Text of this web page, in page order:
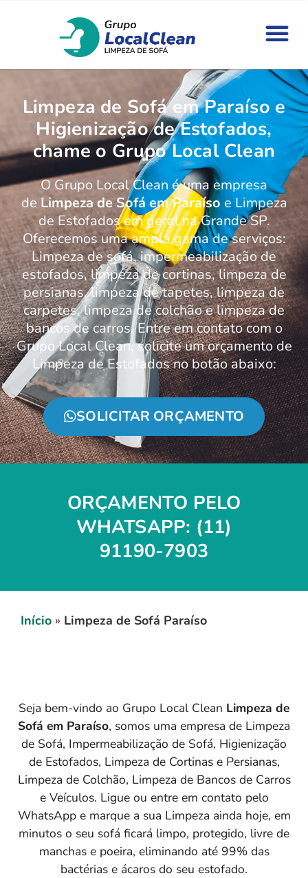
Limpeza de Sofá em Paraíso e
Higienização de Estofados,
chame o Grupo Local Clean
O Grupo Local Clean é uma empresa
de Limpeza de Sofá em Paraíso e Limpeza
de Estofados em geral na Grande SP.
Oferecemos uma ampla gama de serviços:
Limpeza de sofá, impermeabilização de
estofados, limpeza de cortinas, limpeza de
persianas, limpeza de tapetes, limpeza de
carpetes, limpeza de colchão e limpeza de
bancos de carros. Entre em contato com o
Grupo Local Clean, solicite um orçamento de
Limpeza de Estofados no botão abaixo:
SOLICITAR ORÇAMENTO
ORÇAMENTO PELO
WHATSAPP: (11)
91190-7903
Início » Limpeza de Sofá Paraíso
Seja bem-vindo ao Grupo Local Clean Limpeza de
Sofá em Paraíso, somos uma empresa de Limpeza
de Sofá, Impermeabilização de Sofá, Higienização
de Estofados, Limpeza de Cortinas e Persianas,
Limpeza de Colchão, Limpeza de Bancos de Carros
e Veículos. Ligue ou entre em contato pelo
WhatsApp e marque a sua Limpeza ainda hoje, em
minutos o seu sofá ficará limpo, protegido, livre de
manchas e poeira, eliminando até 99% das
bactérias e ácaros do seu estofado.